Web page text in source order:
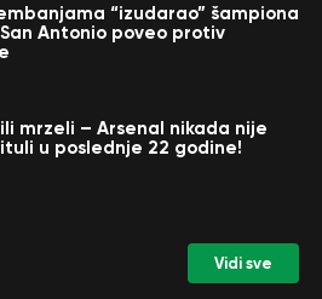
“izudarao” šampiona
Antonio poveo protiv
mrzeli – Arsenal nikada nije
u poslednje 22 godine!
Vidi sve